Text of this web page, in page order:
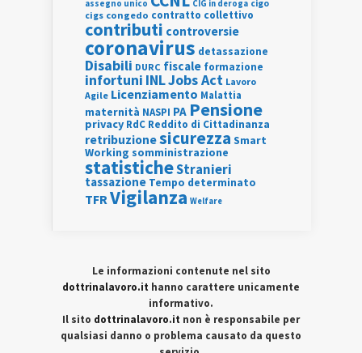
assegno unico
CIG in deroga cigo
cigs congedo contratto collettivo
contributi controversie
coronavirus detassazione
Disabili DURC fiscale formazione
infortuni INLJobs Act Lavoro
Agile Licenziamento Malattia
maternità NASPI PA Pensione
privacy RdC Reddito di Cittadinanza
retribuzionesicurezza Smart
Working somministrazione
statisticheStranieri
tassazione Tempo determinato
TFRVigilanza Welfare
Le informazioni contenute nel sito
dottrinalavoro.it hanno carattere unicamente
informativo.
Il sito dottrinalavoro.it non è responsabile per
qualsiasi danno o problema causato da questo